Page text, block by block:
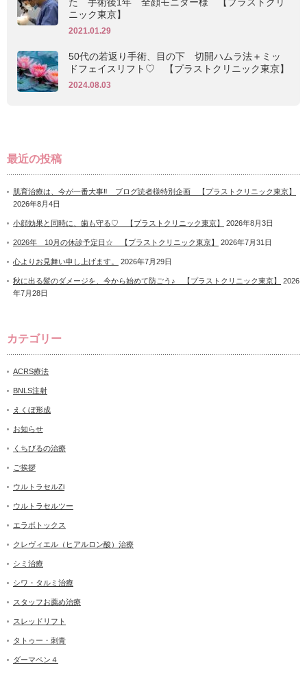
ニック東京】
2021.01.29
50代の若返り手術、目の下 切開ハムラ法＋ミッ
ドフェイスリフト♡ 【プラストクリニック東京】
2024.08.03
最近の投稿
肌育治療は、今が一番大事‼ ブログ読者様特別企画 【プラストクリニック東京】
2026年8月4日
小顔効果と同時に、歯も守る♡ 【プラストクリニック東京】 2026年8月3日
2026年 10月の休診予定日☆ 【プラストクリニック東京】 2026年7月31日
心よりお見舞い申し上げます。 2026年7月29日
秋に出る髪のダメージを、今から始めて防ごう♪ 【プラストクリニック東京】
2026
年7月28日
カテゴリー
ACRS療法
BNLS注射
えくぼ形成
お知らせ
くちびるの治療
ご挨拶
ウルトラセルZi
ウルトラセルツー
エラボトックス
クレヴィエル（ヒアルロン酸）治療
シミ治療
シワ・タルミ治療
スタッフお薦め治療
スレッドリフト
タトゥー・刺青
ダーマペン４